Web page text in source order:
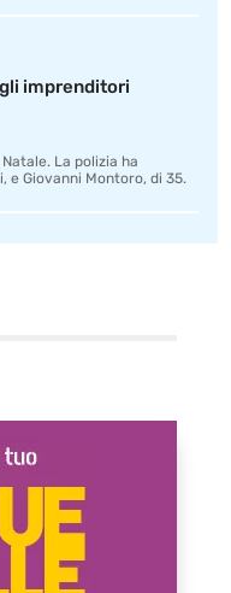
imprenditori
La polizia ha
e Giovanni Montoro, di 35.